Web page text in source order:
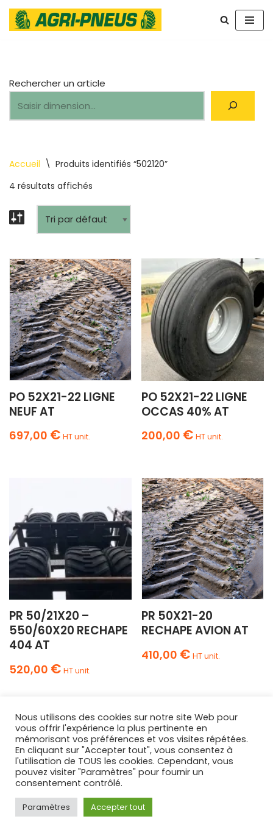
Aller
Accueil \ Produits identifiés “502120”
4 résultats affichés
PO 52X21-22 LIGNE
NEUF AT
697,00 € HT unit.
PO 52X21-22 LIGNE
OCCAS 40% AT
200,00 € HT unit.
PR 50/21X20 –
550/60X20 RECHAPE
404 AT
520,00 € HT unit.
PR 50X21-20
RECHAPE AVION AT
410,00 € HT unit.
Rechercher un article
AGRIPNEUS
68 Route Nationale
Lamotte-Warfusée
FRANCE
Nous utilisons des cookies sur notre site Web pour
vous offrir l'expérience la plus pertinente en
mémorisant vos préférences et vos visites répétées.
En cliquant sur "Accepter tout", vous consentez à
l'utilisation de TOUS les cookies. Cependant, vous
pouvez visiter "Paramètres" pour fournir un
consentement contrôlé.
Paramètres Accepter tout